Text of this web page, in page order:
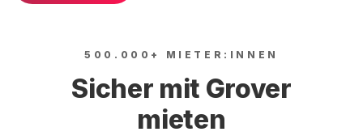
500.000+ MIETER:INNEN
Sicher mit Grover
mieten